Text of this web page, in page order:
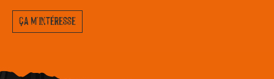
ça m'intéresse